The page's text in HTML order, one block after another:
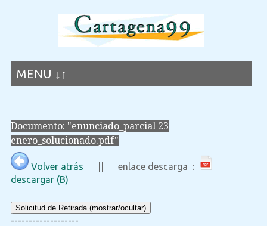
MENU ↓↑
Documento: "enunciado_parcial 23
enero_solucionado.pdf"
Volver atrás || enlace descarga :
descargar (B)
Solicitud de Retirada (mostrar/ocultar)
-------------------